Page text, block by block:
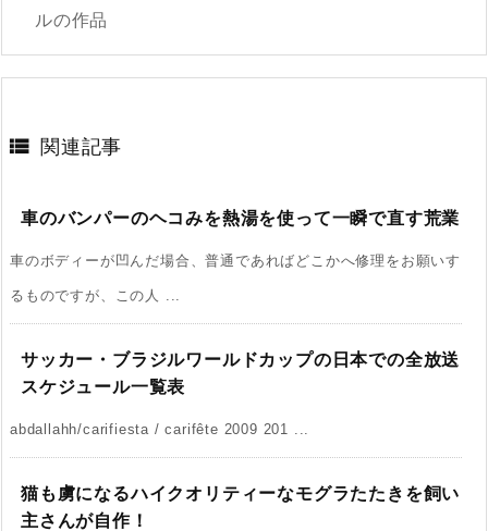
ルの作品
 関連記事
車のバンパーのヘコみを熱湯を使って一瞬で直す荒業
車のボディーが凹んだ場合、普通であればどこかへ修理をお願いす
るものですが、この人 ...
サッカー・ブラジルワールドカップの日本での全放送
スケジュール一覧表
abdallahh/carifiesta / carifête 2009 201 ...
猫も虜になるハイクオリティーなモグラたたきを飼い
主さんが自作！